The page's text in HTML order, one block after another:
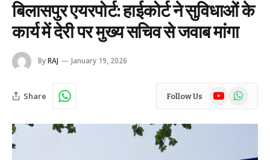
बिलासपुर एयरपोर्ट: हाईकोर्ट ने सुविधाओं के
कार्य में देरी पर मुख्य सचिव से जवाब मांगा
ByRAJ January 19, 2026
Share Follow Us YouTubeWhatsApp